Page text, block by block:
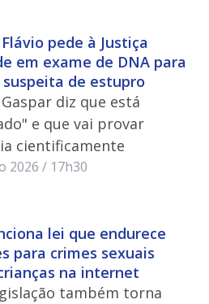
pede à Justiça
em exame de DNA para
de estupro
diz que está
e que vai provar
cientificamente
2026 / 17h30
lei que endurece
para crimes sexuais
na internet
também torna